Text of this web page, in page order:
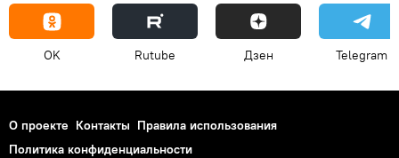
OK Rutube Дзен Telegram
О проекте Контакты Правила использования
Политика конфиденциальности